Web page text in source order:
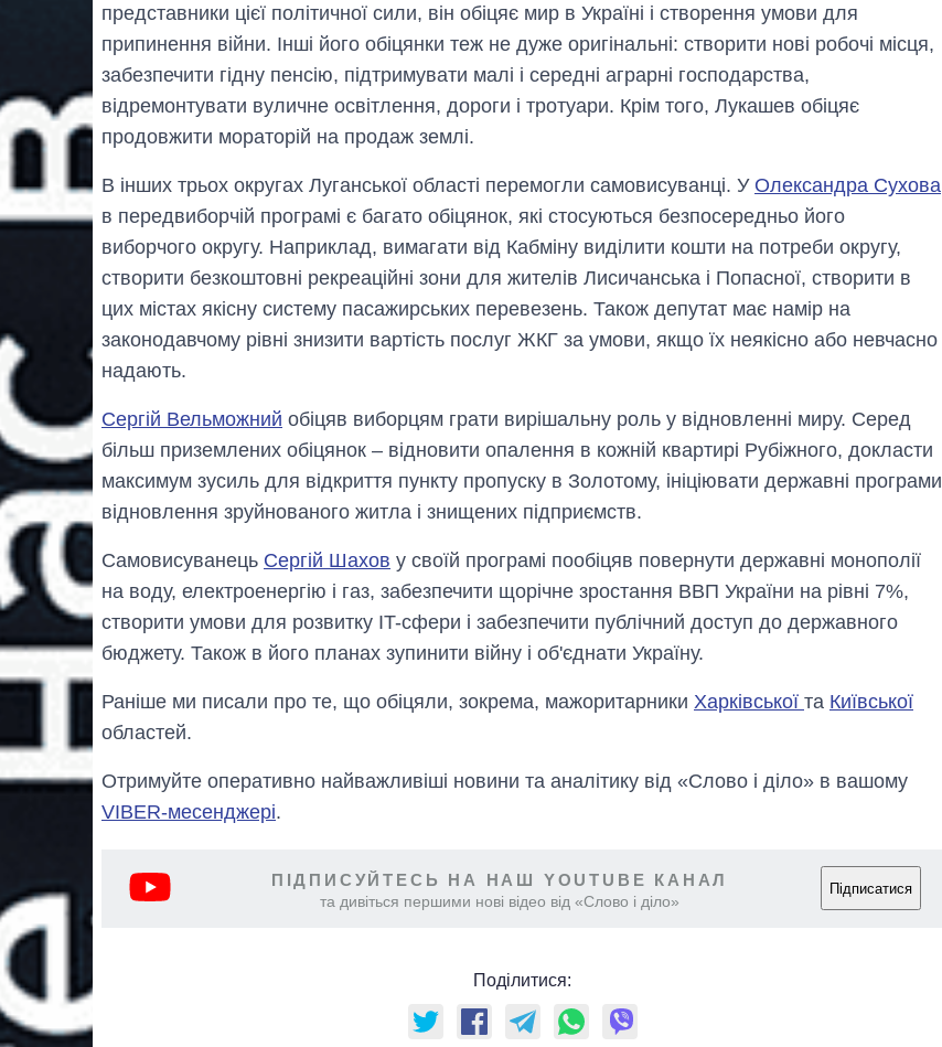
представники цієї політичної сили, він обіцяє мир в Україні і створення умови для
припинення війни. Інші його обіцянки теж не дуже оригінальні: створити нові робочі місця,
забезпечити гідну пенсію, підтримувати малі і середні аграрні господарства,
відремонтувати вуличне освітлення, дороги і тротуари. Крім того, Лукашев обіцяє
продовжити мораторій на продаж землі.
В інших трьох округах Луганської області перемогли самовисуванці. У Олександра Сухова
в передвиборчій програмі є багато обіцянок, які стосуються безпосередньо його
виборчого округу. Наприклад, вимагати від Кабміну виділити кошти на потреби округу,
створити безкоштовні рекреаційні зони для жителів Лисичанська і Попасної, створити в
цих містах якісну систему пасажирських перевезень. Також депутат має намір на
законодавчому рівні знизити вартість послуг ЖКГ за умови, якщо їх неякісно або невчасно
надають.
Сергій Вельможний обіцяв виборцям грати вирішальну роль у відновленні миру. Серед
більш приземлених обіцянок – відновити опалення в кожній квартирі Рубіжного, докласти
максимум зусиль для відкриття пункту пропуску в Золотому, ініціювати державні програми
відновлення зруйнованого житла і знищених підприємств.
Самовисуванець Сергій Шахов у своїй програмі пообіцяв повернути державні монополії
на воду, електроенергію і газ, забезпечити щорічне зростання ВВП України на рівні 7%,
створити умови для розвитку IT-сфери і забезпечити публічний доступ до державного
бюджету. Також в його планах зупинити війну і об'єднати Україну.
Раніше ми писали про те, що обіцяли, зокрема, мажоритарники Харківської та Київської
областей.
Отримуйте оперативно найважливіші новини та аналітику від «Слово і діло» в вашому
VIBER-месенджері.
ПІДПИСУЙТЕСЬ НА НАШ YOUTUBE КАНАЛ
та дивіться першими нові відео від «Слово і діло»
Підписатися
Поділитися: